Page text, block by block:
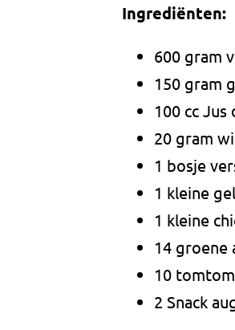
Ingrediënten:
600 gram
150 gram
100 cc
20 gram
1 bosje
1 kleine
1 kleine
14 groene
10
2 Snack